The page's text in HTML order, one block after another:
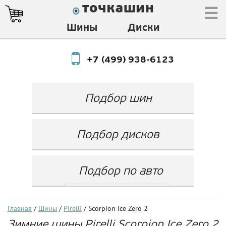
Шины Диски
☰
+7 (499) 938-6123
Подбор шин
Любой
Любой
Show
Подбор дисков
Ширина Любой
Любой
LZ Любой
Подбор по авто
Год
Главная / Шины / Pirelli / Scorpion Ice Zero 2